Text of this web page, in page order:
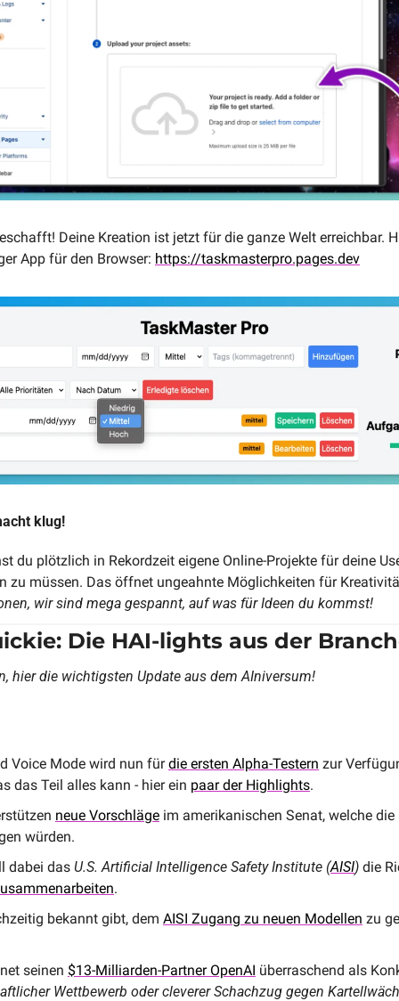
Deine Kreation ist jetzt für die ganze Welt erreichbar.
App für den Browser: https://taskmasterpro.pages.dev
klug!
du plötzlich in Rekordzeit eigene Online-Projekte für deine
wir sind mega gespannt, auf was für Ideen du kommst!
Die HAI-lights aus der
hier die wichtigsten Update aus dem AIniversum!
Voice Mode wird nun für die ersten Alpha-Testern zur
das Teil alles kann - hier ein paar der Highlights.
neue Vorschläge im amerikanischen Senat, welche
würden.
dabei das U.S. Artificial Intelligence Safety Institute (AISI) die
.
bekannt gibt, dem AISI Zugang zu neuen Modellen zu
seinen $13-Milliarden-Partner OpenAI überraschend als
Wettbewerb oder cleverer Schachzug gegen